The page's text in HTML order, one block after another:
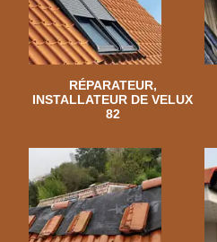
RÉPARATEUR,
INSTALLATEUR DE VELUX
82